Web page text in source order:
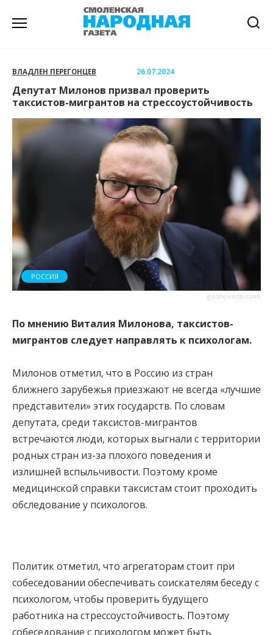
ВЛАДЛЕН ПЕРЕГОНЦЕВ 26.07.2024
Депутат Милонов призвал проверить
таксистов-мигрантов на стрессоустойчивость
gosnovosti.com
РОССИЯ
По мнению Виталия Милонова, таксистов-
мигрантов следует направлять к психологам.
Милонов отметил, что в Россию из стран
ближнего зарубежья приезжают не всегда «лучшие
представители» этих государств. По словам
депутата, среди таксистов-мигрантов
встречаются люди, которых выгнали с территории
родных стран из-за плохого поведения и
излишней вспыльчивости. Поэтому кроме
медицинской справки таксистам стоит проходить
обследование у психологов.
Политик отметил, что агрегаторам стоит при
собеседовании обеспечивать соискателям беседу с
психологом, чтобы проверить будущего
работника на стрессоустойчивость. Поэтому
собеседование с психологом может быть